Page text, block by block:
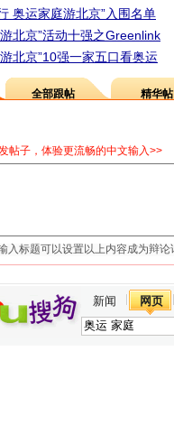
奥运家庭游北京”入围名单
北京”活动十强之Greenlink
北京”10强一家五口看奥运
全部跟帖 精华帖
帖子，体验更流畅的中文输入>>
新闻 网页